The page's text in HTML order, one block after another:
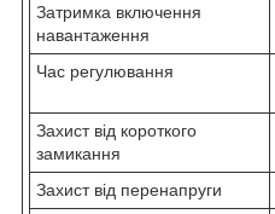
Затримка включення
навантаження
Час регулювання
Захист від короткого
замикання
Захист від перенапруги